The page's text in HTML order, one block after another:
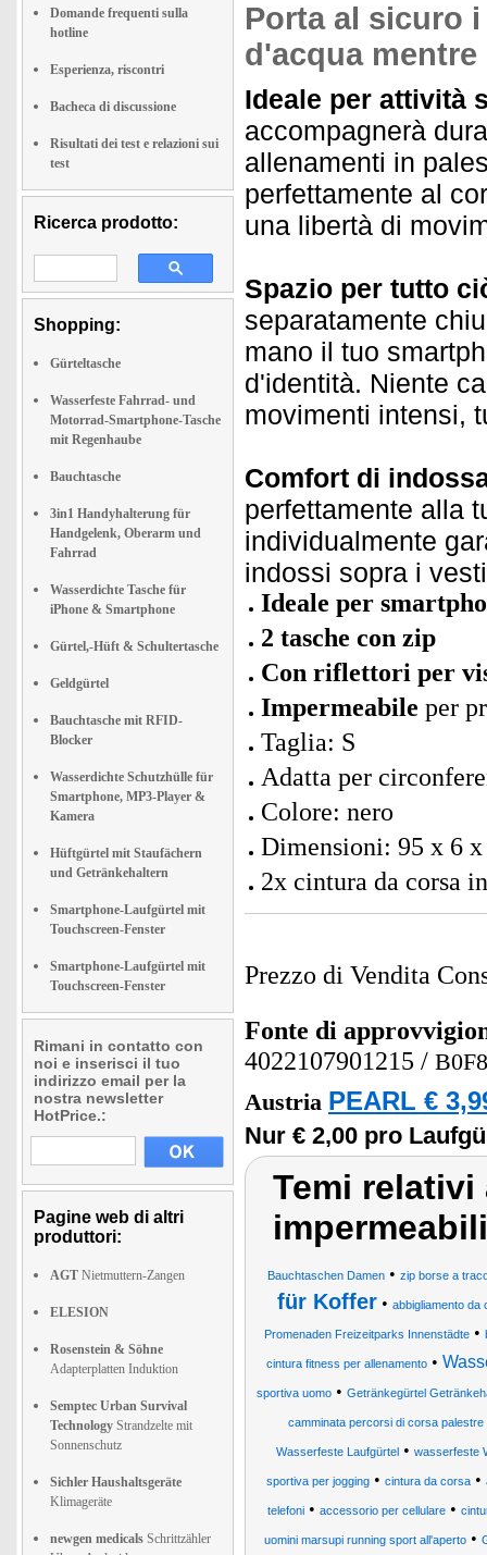
Domande frequenti sulla
hotline
Esperienza, riscontri
Bacheca di discussione
Risultati dei test e relazioni sui
test
Ricerca prodotto:
Shopping:
Gürteltasche
Wasserfeste Fahrrad- und
Motorrad-Smartphone-Tasche
mit Regenhaube
Bauchtasche
3in1 Handyhalterung für
Handgelenk, Oberarm und
Fahrrad
Wasserdichte Tasche für
iPhone & Smartphone
Gürtel,-Hüft & Schultertasche
Geldgürtel
Bauchtasche mit RFID-
Blocker
Wasserdichte Schutzhülle für
Smartphone, MP3-Player &
Kamera
Hüftgürtel mit Staufächern
und Getränkehaltern
Smartphone-Laufgürtel mit
Touchscreen-Fenster
Smartphone-Laufgürtel mit
Touchscreen-Fenster
Rimani in contatto con
noi e inserisci il tuo
indirizzo email per la
nostra newsletter
HotPrice.:
Pagine web di altri
produttori:
AGT Nietmuttern-Zangen
ELESION
Rosenstein & Söhne
Adapterplatten Induktion
Semptec Urban Survival
Technology Strandzelte mit
Sonnenschutz
Sichler Haushaltsgeräte
Klimageräte
newgen medicals Schrittzähler
Porta al sicuro
d'acqua
Ideale per attività
accompagnerà
allenamenti in
perfettamente al
una libertà di
Spazio per tutto
separatamente
mano il tuo
d'identità. Niente
movimenti intensi,
Comfort di
perfettamente alla
individualmente
indossi sopra i
Ideale per
2 tasche con zip
Con riflettori per
Impermeabile per
Taglia: S
Adatta per
Colore: nero
Dimensioni: 95 x 6 x
2x cintura da corsa
Prezzo di Vendita
Fonte di
4022107901215 /
Austria PEARL €
Nur € 2,00 pro
Temi
Bauchtaschen Damen• zip borse a
für Koffer• abbigliamento da
Promenaden Freizeitparks Innenstädte•
cintura fitness per allenamento •
sportiva uomo • Getränkegürtel
camminata percorsi di corsa
Wasserfeste Laufgürtel • wasserfeste
sportiva per jogging • cintura da corsa •
telefoni• accessorio per cellulare•
uomini marsupi running sport all'aperto•